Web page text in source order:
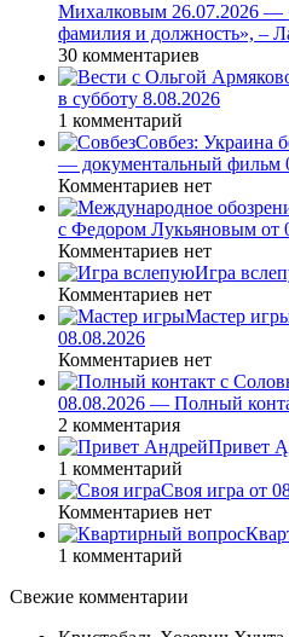
Михалковым 26.07.2026 —
фамилия и должность», –
30 комментариев
в субботу 8.08.2026
1 комментарий
Совбез: Украина
— документальный фильм
Комментариев нет
с Федором Лукьяновым от
Комментариев нет
Игра
Комментариев нет
Мастер
08.08.2026
Комментариев нет
08.08.2026 — Полный
2 комментария
Привет
1 комментарий
Своя игра от
Комментариев нет
1 комментарий
Свежие комментарии